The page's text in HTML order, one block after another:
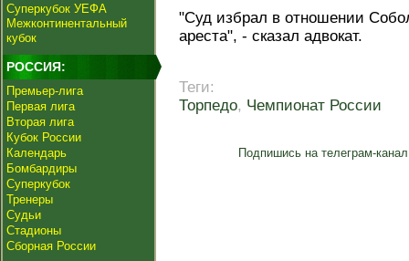
Суперкубок УЕФА
Межконтинентальный
кубок
РОССИЯ:
Премьер-лига
Первая лига
Вторая лига
Кубок России
Календарь
Бомбардиры
Суперкубок
Тренеры
Судьи
Стадионы
Сборная России
"Суд избрал в отношении
ареста", - сказал адвокат.
Теги:
Торпедо, Чемпионат России
Подпишись на телеграм-